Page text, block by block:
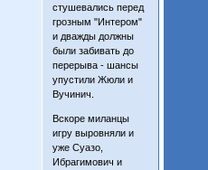
стушевались перед
грозным "Интером"
и дважды должны
были забивать до
перерыва - шансы
упустили Жюли и
Вучинич.
Вскоре миланцы
игру выровняли и
уже Суазо,
Ибрагимович и